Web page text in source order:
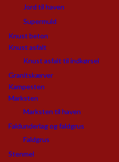
Jord til haven
Supermuld
Knust beton
Knust asfalt
Knust asfalt til indkørsel
Granitskærver
Kampesten
Marksten
Marksten til haven
Faldunderlag og faldgrus
Faldgrus
Stenmel